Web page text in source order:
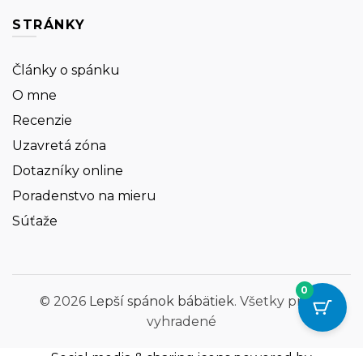
STRÁNKY
Články o spánku
O mne
Recenzie
Uzavretá zóna
Dotazníky online
Poradenstvo na mieru
Súťaže
© 2026 Lepší spánok bábätiek. Všetky práva
vyhradené
0